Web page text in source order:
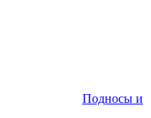
Подносы и